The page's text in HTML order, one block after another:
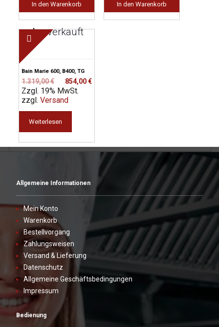
In den Warenkorb In den Warenkorb
Ausverkauft
Bain Marie 600, B400, TG
1.319,00€Ursprünglicher
Preis
war:
854,00€
Aktueller
Preis
ist:
Zzgl. 19% MwSt.
zzgl.Versand
Weiterlesen
Allgemeine Informationen
Mein Konto
Warenkorb
Bestellvorgang
Zahlungsweisen
Versand & Lieferung
Datenschutz
Allgemeine Geschäftsbedingungen
Impressum
Bedienung